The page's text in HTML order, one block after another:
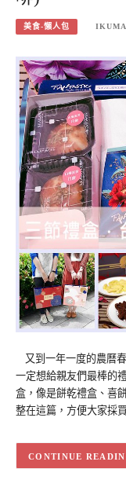
美食-懶人包 IKUMA
又到一年一度的農曆
一定想給親友們最棒的
盒，像是餅乾禮盒、喜
整在這篇，方便大家採
CONTINUE